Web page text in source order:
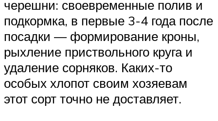
черешни: своевременные полив и
подкормка, в первые 3-4 года после
посадки — формирование кроны,
рыхление приствольного круга и
удаление сорняков. Каких-то
особых хлопот своим хозяевам
этот сорт точно не доставляет.